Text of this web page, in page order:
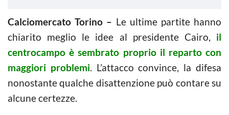
Calciomercato Torino – Le ultime partite hanno
chiarito meglio le idee al presidente Cairo, il
centrocampo è sembrato proprio il reparto con
maggiori problemi. L’attacco convince, la difesa
nonostante qualche disattenzione può contare su
alcune certezze.